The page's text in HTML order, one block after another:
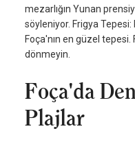
mezarlığın Yunan
söyleniyor. Frigya Tepesi:
Foça'nın en güzel
dönmeyin.
Foça'da
Plajlar